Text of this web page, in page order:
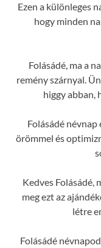
Ezen a különleges
hogy minden
Folásádé, ma a
remény szárnyal.
higgy abban,
Folásádé névnap
örömmel és
Kedves Folásádé,
meg ezt az
létre
Folásádé